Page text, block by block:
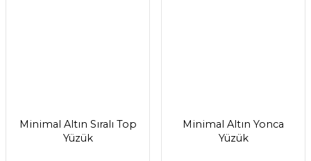
Minimal Altın Sıralı Top
Yüzük
Minimal Altın Yonca
Yüzük